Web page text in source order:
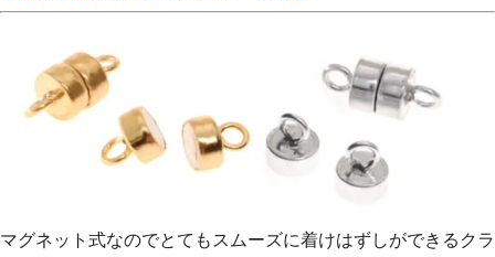
マグネット式なのでとてもスムーズに着けはずしができるクラ